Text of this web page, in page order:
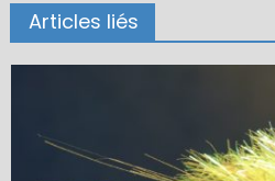
Articles liés